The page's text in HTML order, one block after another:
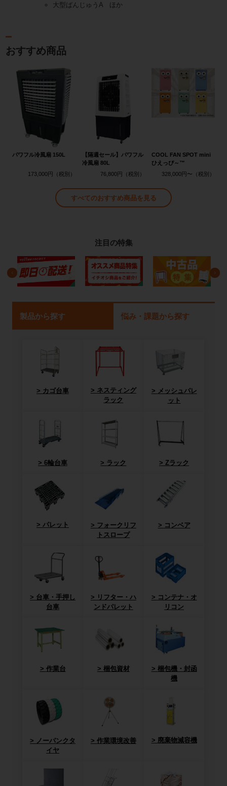
大型ばんじゅうA ほか
おすすめ商品
パワフル冷風扇 150L
173,000円
【隔週セール】パワフル
冷風扇 80L
76,800円
COOL FAN SPOT mini
ひえっぴ～™
328,000円〜
すべてのおすすめ商品を見る
注目の特集
製品から探す 悩み・課題から探す
カゴ台車
ネスティング
ラック
メッシュパレ
ット
6輪台車 ラック Zラック
パレット
フォークリフ
トスロープ
コンベア
台車・手押し
台車
リフター・ハ
ンドパレット
コンテナ・オ
リコン
作業台 梱包資材
梱包機・封函
機
ノーパンクタ
イヤ
作業環境改善 廃棄物減容機